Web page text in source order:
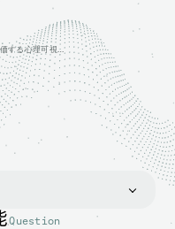
美容施術の効果を表情から評価する心理可視化プロジェクト
Question